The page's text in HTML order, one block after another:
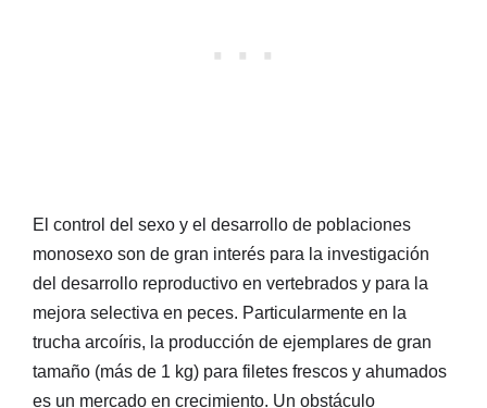
El control del sexo y el desarrollo de poblaciones
monosexo son de gran interés para la investigación
del desarrollo reproductivo en vertebrados y para la
mejora selectiva en peces. Particularmente en la
trucha arcoíris, la producción de ejemplares de gran
tamaño (más de 1 kg) para filetes frescos y ahumados
es un mercado en crecimiento. Un obstáculo